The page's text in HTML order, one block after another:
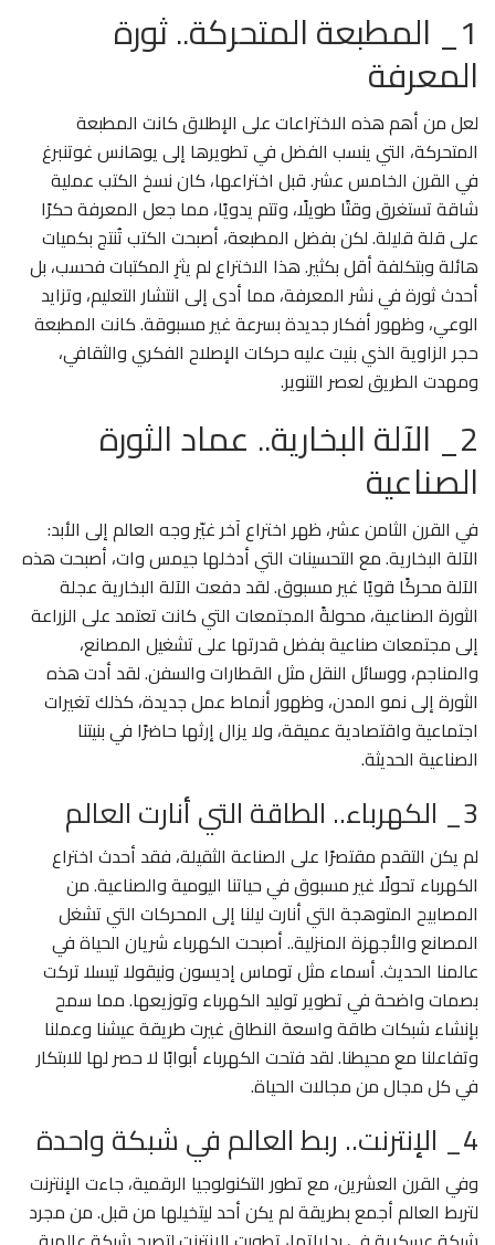
1_ المطبعة المتحركة.. ثورة
المعرفة
لعل من أهم هذه الاختراعات على الإطلاق كانت المطبعة
المتحركة، التي ينسب الفضل في تطويرها إلى يوهانس غوتنبرغ
في القرن الخامس عشر. قبل اختراعها، كان نسخ الكتب عملية
شاقة تستغرق وقتًا طويلًا، وتتم يدويًا، مما جعل المعرفة حكرًا
على قلة قليلة. لكن بفضل المطبعة، أصبحت الكتب تُنتج بكميات
هائلة وبتكلفة أقل بكثير. هذا الاختراع لم يثرِ المكتبات فحسب، بل
أحدث ثورة في نشر المعرفة، مما أدى إلى انتشار التعليم، وتزايد
الوعي، وظهور أفكار جديدة بسرعة غير مسبوقة. كانت المطبعة
حجر الزاوية الذي بنيت عليه حركات الإصلاح الفكري والثقافي،
ومهدت الطريق لعصر التنوير.
2_ الآلة البخارية.. عماد الثورة
الصناعية
في القرن الثامن عشر، ظهر اختراع آخر غيّر وجه العالم إلى الأبد:
الآلة البخارية. مع التحسينات التي أدخلها جيمس وات، أصبحت هذه
الآلة محركًا قويًا غير مسبوق. لقد دفعت الآلة البخارية عجلة
الثورة الصناعية، محولةً المجتمعات التي كانت تعتمد على الزراعة
إلى مجتمعات صناعية بفضل قدرتها على تشغيل المصانع،
والمناجم، ووسائل النقل مثل القطارات والسفن. لقد أدت هذه
الثورة إلى نمو المدن، وظهور أنماط عمل جديدة، كذلك تغيرات
اجتماعية واقتصادية عميقة، ولا يزال إرثها حاضرًا في بنيتنا
الصناعية الحديثة.
3_ الكهرباء.. الطاقة التي أنارت العالم
لم يكن التقدم مقتصرًا على الصناعة الثقيلة، فقد أحدث اختراع
الكهرباء تحولًا غير مسبوق في حياتنا اليومية والصناعية. من
المصابيح المتوهجة التي أنارت ليلنا إلى المحركات التي تشغل
المصانع والأجهزة المنزلية.. أصبحت الكهرباء شريان الحياة في
عالمنا الحديث. أسماء مثل توماس إديسون ونيقولا تيسلا تركت
بصمات واضحة في تطوير توليد الكهرباء وتوزيعها. مما سمح
بإنشاء شبكات طاقة واسعة النطاق غيرت طريقة عيشنا وعملنا
وتفاعلنا مع محيطنا. لقد فتحت الكهرباء أبوابًا لا حصر لها للابتكار
في كل مجال من مجالات الحياة.
4_ الإنترنت.. ربط العالم في شبكة واحدة
وفي القرن العشرين، مع تطور التكنولوجيا الرقمية، جاءت الإنترنت
لتربط العالم أجمع بطريقة لم يكن أحد ليتخيلها من قبل. من مجرد